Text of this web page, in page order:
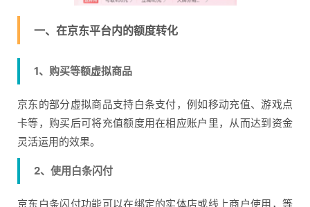
一、在京东平台内的额度转化
1、购买等额虚拟商品
京东的部分虚拟商品支持白条支付，例如移动充值、游戏点
卡等，购买后可将充值额度用在相应账户里，从而达到资金
灵活运用的效果。
2、使用白条闪付
京东白条闪付功能可以在绑定的实体店或线上商户使用，等